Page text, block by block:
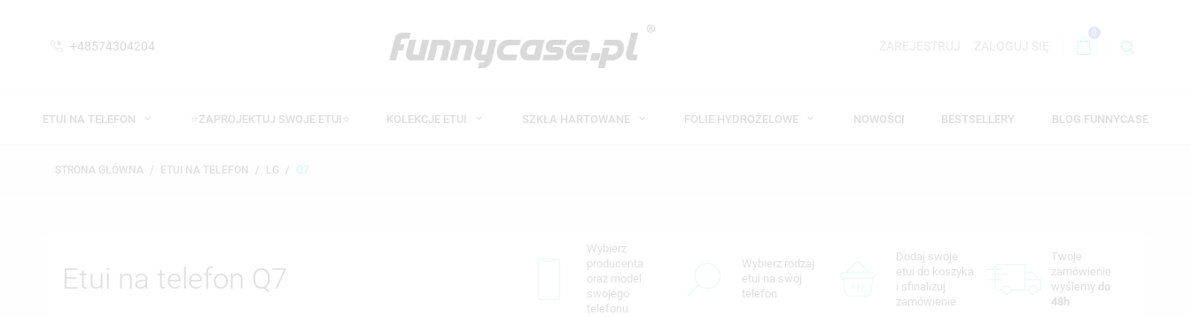
+48574304204
0
ETUI NA TELEFON ⭐ZAPROJEKTUJ SWOJE ETUI⭐ KOLEKCJE ETUI SZKŁA HARTOWANE FOLIE HYDROŻELOWE NOWOŚCI BESTSELLERY BLOG FUNNYCASE
STRONA GŁÓWNA ETUI NA TELEFON LG Q7
Etui na telefon Q7
Wybierz
producenta
oraz model
swojego
telefonu
Wybierz rodzaj
etui na swój
telefon
Dodaj swoje
etui do koszyka
i sfinalizuj
zamówienie
Twoje
zamówienie
wyślemy do
48h